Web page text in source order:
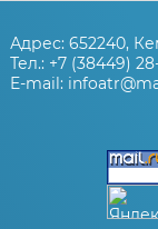
Адрес: 652240,
Тел.: +7 (38449)
E-mail: